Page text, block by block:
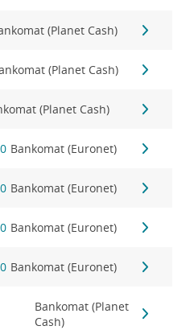
(Planet Cash)
(Planet Cash)
(Planet Cash)
Bankomat (Euronet)
Bankomat (Euronet)
Bankomat (Euronet)
Bankomat (Euronet)
Bankomat (Planet
Cash)